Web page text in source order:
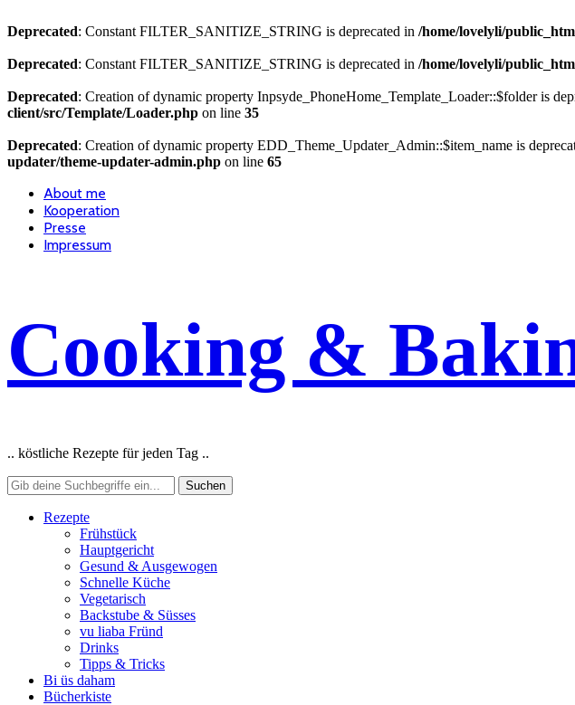
Deprecated: Constant FILTER_SANITIZE_STRING is deprecated in /home/lovelyli/
Deprecated: Constant FILTER_SANITIZE_STRING is deprecated in /home/lovelyli/
Deprecated: Creation of dynamic property Inpsyde_PhoneHome_Template_Loader::$folder is
client/src/Template/Loader.php on line 35
Deprecated: Creation of dynamic property EDD_Theme_Updater_Admin::$item_name is
updater/theme-updater-admin.php on line 65
About me
Kooperation
Presse
Impressum
Cooking &
.. köstliche Rezepte für jeden Tag ..
Rezepte
Frühstück
Hauptgericht
Gesund & Ausgewogen
Schnelle Küche
Vegetarisch
Backstube & Süsses
vu liaba Fründ
Drinks
Tipps & Tricks
Bi üs daham
Bücherkiste